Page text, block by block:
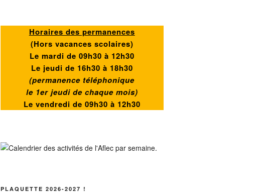
Horaires des permanences
(Hors vacances scolaires)
Le mardi de 09h30 à 12h30
Le jeudi de 16h30 à 18h30
(permanence téléphonique
le 1er jeudi de chaque mois)
Le vendredi de 09h30 à 12h30
PLAQUETTE 2026-2027 !